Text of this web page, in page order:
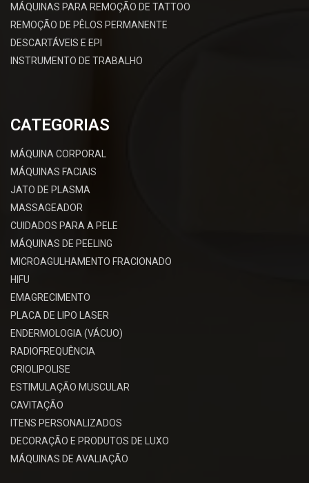
MÁQUINAS PARA REMOÇÃO DE TATTOO
REMOÇÃO DE PÊLOS PERMANENTE
DESCARTÁVEIS E EPI
INSTRUMENTO DE TRABALHO
CATEGORIAS
MÁQUINA CORPORAL
MÁQUINAS FACIAIS
JATO DE PLASMA
MASSAGEADOR
CUIDADOS PARA A PELE
MÁQUINAS DE PEELING
MICROAGULHAMENTO FRACIONADO
HIFU
EMAGRECIMENTO
PLACA DE LIPO LASER
ENDERMOLOGIA (VÁCUO)
RADIOFREQUÊNCIA
CRIOLIPOLISE
ESTIMULAÇÃO MUSCULAR
CAVITAÇÃO
ITENS PERSONALIZADOS
DECORAÇÃO E PRODUTOS DE LUXO
MÁQUINAS DE AVALIAÇÃO